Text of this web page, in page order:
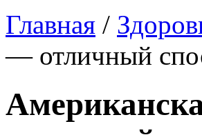
Главная /
— отличный